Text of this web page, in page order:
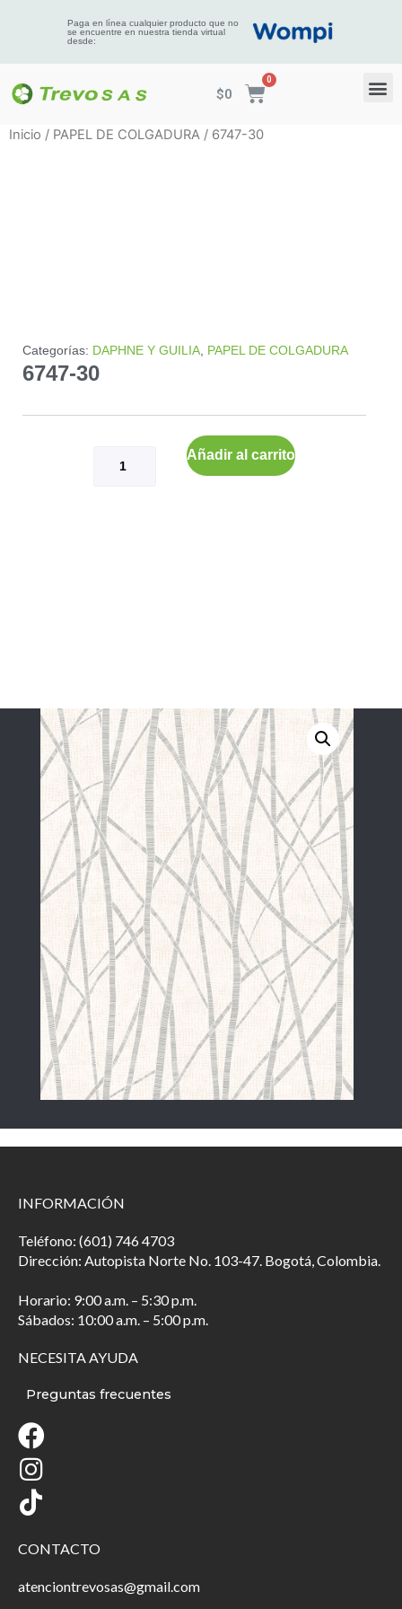
Paga en línea cualquier producto que no
se encuentre en nuestra tienda virtual
desde:
$0
Inicio / PAPEL DE COLGADURA / 6747-30
Categorías: DAPHNE Y GUILIA PAPEL DE COLGADURA
6747-30
Añadir al carrito
INFORMACIÓN
Teléfono: (601) 746 4703
Dirección: Autopista Norte No. 103-47. Bogotá, Colombia.
Horario: 9:00 a.m. – 5:30 p.m.
Sábados: 10:00 a.m. – 5:00 p.m.
NECESITA AYUDA
Preguntas frecuentes
CONTACTO
atenciontrevosas@gmail.com